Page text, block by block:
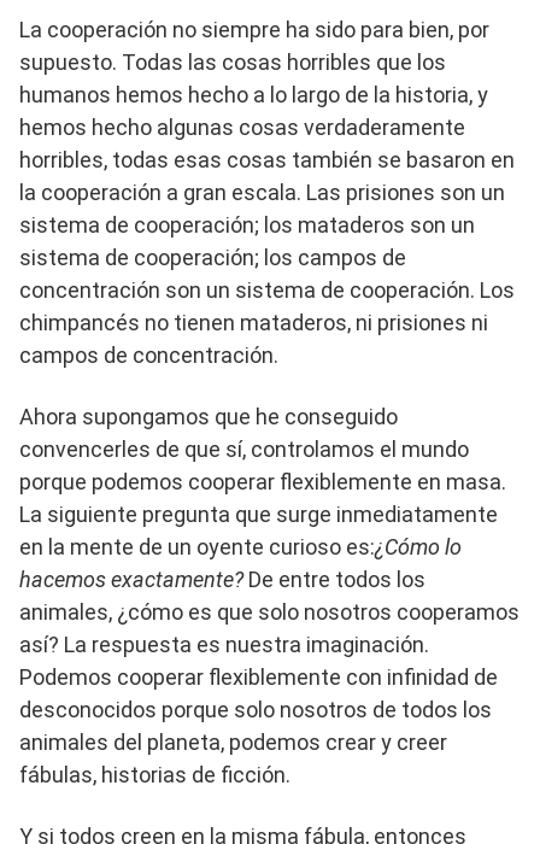
La cooperación no siempre ha sido para bien, por
supuesto. Todas las cosas horribles que los
humanos hemos hecho a lo largo de la historia, y
hemos hecho algunas cosas verdaderamente
horribles, todas esas cosas también se basaron en
la cooperación a gran escala. Las prisiones son un
sistema de cooperación; los mataderos son un
sistema de cooperación; los campos de
concentración son un sistema de cooperación. Los
chimpancés no tienen mataderos, ni prisiones ni
campos de concentración.
Ahora supongamos que he conseguido
convencerles de que sí, controlamos el mundo
porque podemos cooperar flexiblemente en masa.
La siguiente pregunta que surge inmediatamente
en la mente de un oyente curioso es:¿Cómo lo
hacemos exactamente?De entre todos los
animales, ¿cómo es que solo nosotros cooperamos
así? La respuesta es nuestra imaginación.
Podemos cooperar flexiblemente con infinidad de
desconocidos porque solo nosotros de todos los
animales del planeta, podemos crear y creer
fábulas, historias de ficción.
Y si todos creen en la misma fábula, entonces